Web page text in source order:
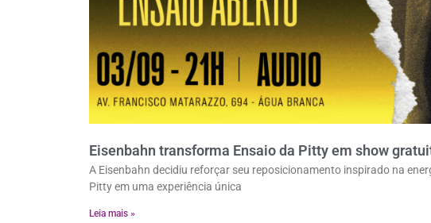
Eisenbahn transforma Ensaio da Pitty em show
A Eisenbahn decidiu reforçar seu reposicionamento inspirado na
Pitty em uma experiência única
Leia mais »